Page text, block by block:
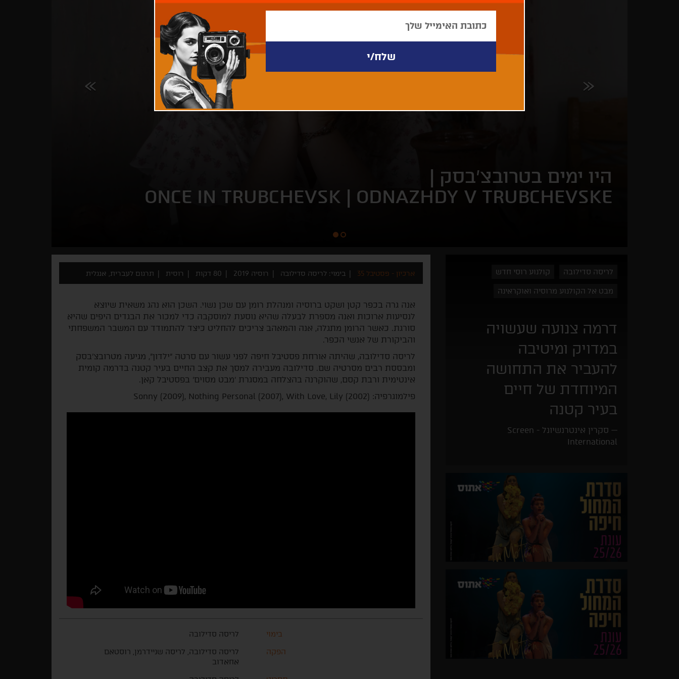
היו ימים בטרובצ'בסק |
ONCE IN TRUBCHEVSK | ODNAZHDY V TRUBCHEVSKE
לריסה סדילובה קולנוע רוסי חדש
מבט אל הקולנוע מרוסיה ואוקראינה
דרמה צנועה שעשויה
במדויק ומיטיבה
להעביר את התחושה
המיוחדת של חיים
בעיר קטנה
סקרין אינטרנשיונל - Screen
International
ארכיון - פסטיבל 35 בימוי: לריסה סדילובה רוסיה 2019 80 דקות רוסית תרגום לעברית, אנגלית
אנה גרה בכפר קטן ושקט ברוסיה ומנהלת רומן עם שכן נשוי. השכן הוא נהג משאית שיוצא
לנסיעות ארוכות ואנה מספרת לבעלה שהיא נוסעת למוסקבה כדי למכור את הבגדים היפים שהיא
סורגת. כאשר הרומן מתגלה, אנה והמאהב צריכים להחליט כיצד להתמודד עם המשבר המשפחתי
והביקורת של אנשי הכפר.
לריסה סדילובה, שהיתה אורחת פסטיבל חיפה לפני עשור עם סרטה "ילדון", מגיעה מטרובצ'בסק
ומבססת רבים מסרטיה שם. סדילובה מעבירה למסך את קצב החיים בעיר קטנה בדרמה קומית
אינטימית ורבת קסם, שהוקרנה בהצלחה במסגרת 'מבט מסוים' בפסטיבל קאן.
פילמוגרפיה: Sonny (2009), Nothing Personal (2007), With Love, Lily (2002)
בימוי
לריסה סדילובה
הפקה
לריסה סדילובה, לריסה שניידרמן, רוסטאם
אחאדוב